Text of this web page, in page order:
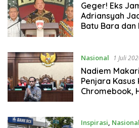
Geger! Eks
Adriansyah
Batu Bara dan
Nasional 1 Juli
Nadiem
Penjara
Chromebook,
Inspirasi, Nasional